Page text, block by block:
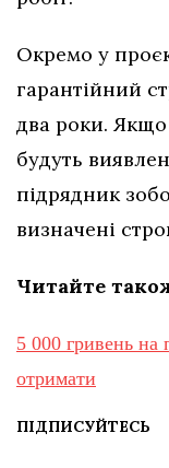
Окремо у
гарантійний
два роки.
будуть
підрядник
визначені
Читайте
5 000 гривень на
отримати
ПІДПИСУЙТЕСЬ